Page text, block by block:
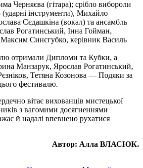
Черняєва (гітара); срібло вибороли
інструменти), Михайло
Сєдашкіна (вокал) та ансамбль
Рогатинський, Інна Гойман,
Синєгубко, керівник Василь
отримали Дипломи та Кубки, а
Манзарук, Ярослав Рогатинський,
Тетяна Козонова — Подяки за
фестивалю.
вітає вихованців мистецької
з вагомими досягненнями
й надалі впевнено рухатися
Автор: Алла ВЛАСЮК.